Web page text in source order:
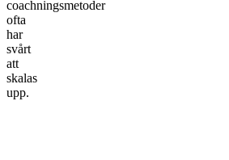
coachningsmetoder
ofta
har
svårt
att
skalas
upp.